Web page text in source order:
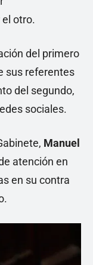
el otro.
del primero
sus referentes
del segundo,
sociales.
Manuel
atención en
en su contra